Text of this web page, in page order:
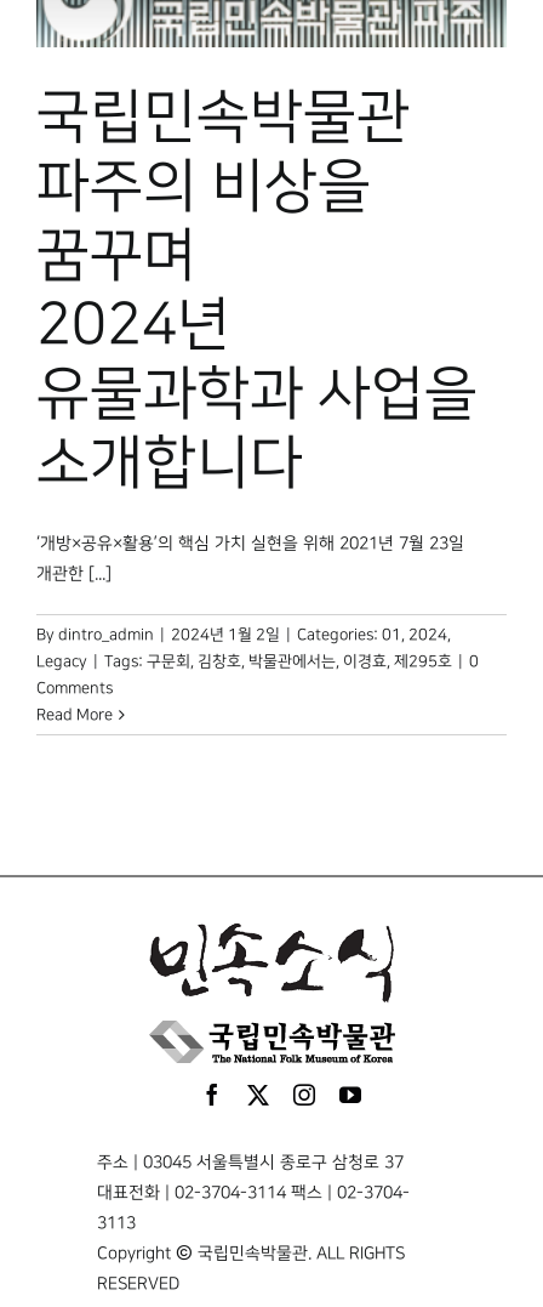
국립민속박물관
파주의 비상을
꿈꾸며
2024년
유물과학과 사업을
소개합니다
‘개방×공유×활용’의 핵심 가치 실현을 위해 2021년 7월 23일
개관한 [...]
By dintro_admin 2024년 1월 2일 Categories: 01 2024
Legacy
Tags: 구문회 김창호 박물관에서는 이경효 제295호
0
Comments
Read More
주소 | 03045 서울특별시 종로구 삼청로 37
대표전화 | 02-3704-3114 팩스 | 02-3704-
3113
Copyright © 국립민속박물관. ALL RIGHTS
RESERVED